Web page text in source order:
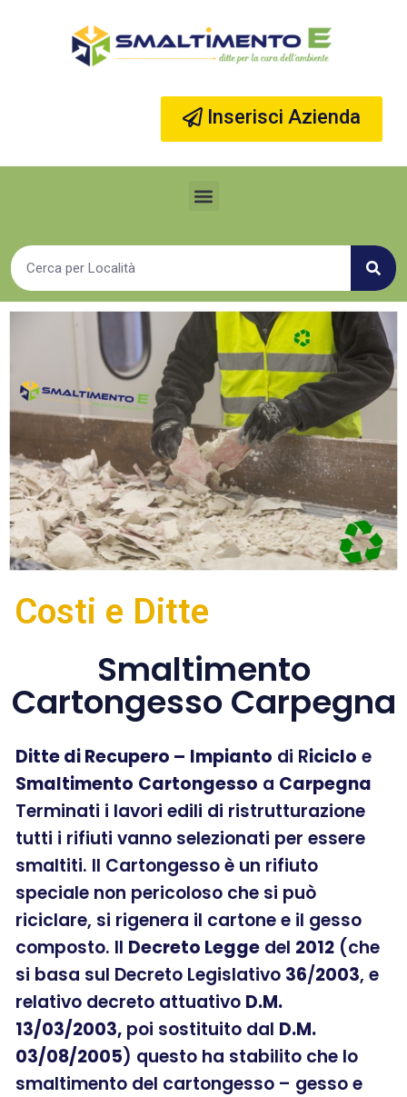
Inserisci Azienda
Costi e Ditte
Smaltimento
Cartongesso Carpegna
Ditte di Recupero – Impianto di Riciclo e
Smaltimento Cartongesso a Carpegna
Terminati i lavori edili di ristrutturazione
tutti i rifiuti vanno selezionati per essere
smaltiti. Il Cartongesso è un rifiuto
speciale non pericoloso che si può
riciclare, si rigenera il cartone e il gesso
composto. Il Decreto Legge del 2012 (che
si basa sul Decreto Legislativo 36/2003, e
relativo decreto attuativo D.M.
13/03/2003, poi sostituito dal D.M.
03/08/2005) questo ha stabilito che lo
smaltimento del cartongesso – gesso e